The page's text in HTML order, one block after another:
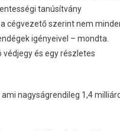
tanúsítvány
cégvezető szerint nem
igényeivel – mondta.
védjegy és egy részletes
nagyságrendileg 1,4